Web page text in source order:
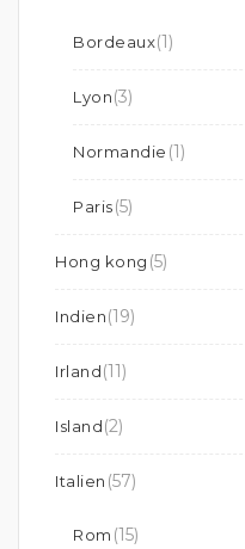
Bordeaux(1)
Lyon(3)
Normandie (1)
Paris(5)
Hong kong (5)
Indien(19)
Irland(11)
Island(2)
Italien (57)
Rom (15)